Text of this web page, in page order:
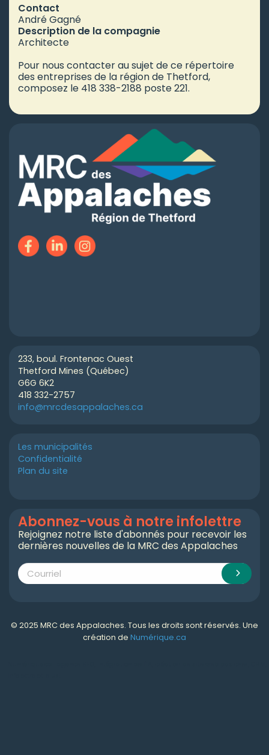
Contact
André Gagné
Description de la compagnie
Architecte
Pour nous contacter au sujet de ce répertoire
des entreprises de la région de Thetford,
composez le 418 338-2188 poste 221.
233, boul. Frontenac Ouest
Thetford Mines (Québec)
G6G 6K2
418 332-2757
info@mrcdesappalaches.ca
Les municipalités
Confidentialité
Plan du site
Abonnez-vous à notre infolettre
Rejoignez notre liste d'abonnés pour recevoir les
dernières nouvelles de la MRC des Appalaches
© 2025 MRC des Appalaches. Tous les droits sont réservés. Une
création de Numérique.ca